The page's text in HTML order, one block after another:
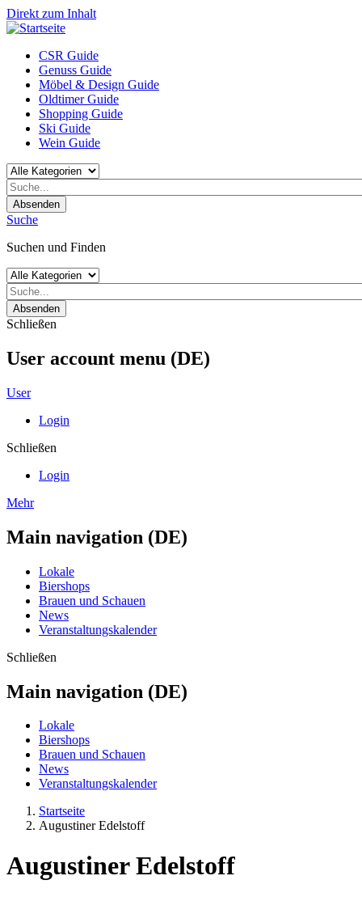
Direkt zum Inhalt
CSR Guide
Genuss Guide
Möbel & Design Guide
Oldtimer Guide
Shopping Guide
Ski Guide
Wein Guide
Absenden
Suche
Suchen und Finden
Absenden
Schließen
User account menu (DE)
User
Login
Schließen
Login
Mehr
Main navigation (DE)
Lokale
Biershops
Brauen und Schauen
News
Veranstaltungskalender
Schließen
Main navigation (DE)
Lokale
Biershops
Brauen und Schauen
News
Veranstaltungskalender
Startseite
Augustiner Edelstoff
Augustiner Edelstoff